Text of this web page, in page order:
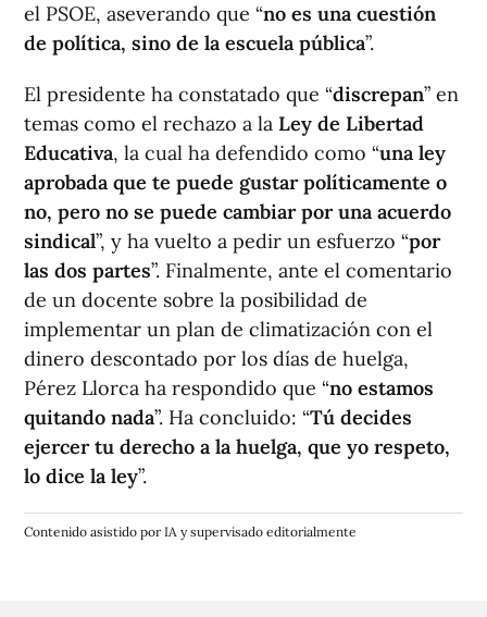
el PSOE, aseverando que “no es una cuestión
de política, sino de la escuela pública”.
El presidente ha constatado que “discrepan” en
temas como el rechazo a la Ley de Libertad
Educativa, la cual ha defendido como “una ley
aprobada que te puede gustar políticamente o
no, pero no se puede cambiar por una acuerdo
sindical”, y ha vuelto a pedir un esfuerzo “por
las dos partes”. Finalmente, ante el comentario
de un docente sobre la posibilidad de
implementar un plan de climatización con el
dinero descontado por los días de huelga,
Pérez Llorca ha respondido que “no estamos
quitando nada”. Ha concluido: “Tú decides
ejercer tu derecho a la huelga, que yo respeto,
lo dice la ley”.
Contenido asistido por IA y supervisado editorialmente